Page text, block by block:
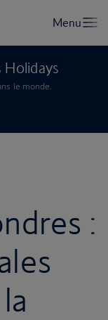
Holidays
le monde.
: